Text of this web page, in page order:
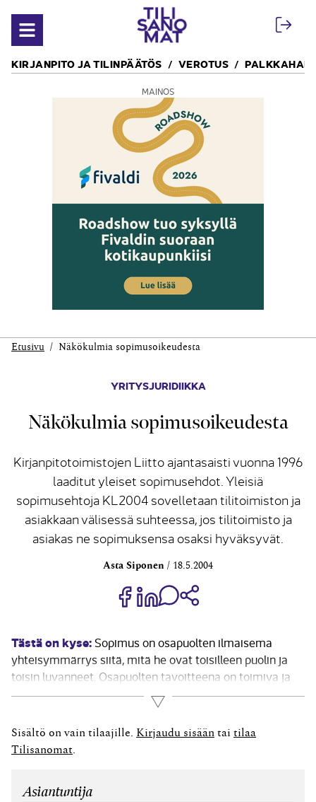
Avaa valikko
KIRJANPITO JA TILINPÄÄTÖS VEROTUS
MAINOS
Etusivu Näkökulmia sopimusoikeudesta
YRITYSJURIDIIKKA
Näkökulmia sopimusoikeudesta
Kirjanpitotoimistojen Liitto ajantasaisti vuonna 1996
laaditut yleiset sopimusehdot. Yleisiä
sopimusehtoja KL2004 sovelletaan tilitoimiston ja
asiakkaan välisessä suhteessa, jos tilitoimisto ja
asiakas ne sopimuksensa osaksi hyväksyvät.
Asta Siponen 18.5.2004
Jaa Share on Facebook
Jaa Share on LinkedIn
Jaa WhatsApp-viestinä
Tästä on kyse: Sopimus on osapuolten ilmaisema
yhteisymmärrys siitä, mitä he ovat toisilleen puolin ja
toisin luvanneet. Osapuolten tavoitteena on toimiva ja
tuottava yhteistyö, esimerkiksi palvelun
toimitussuhteessa. Sopimuksen sisältö on osapuolten
vapaasti päätettävissä, kunhan vain pakottavasta
lainsäädännöstä ei poiketa. Sopimuksen ei Suomessa
Lue lisää
Sisältö on vain tilaajille. Kirjaudu sisään tai tilaa
Tilisanomat
Asiantuntija